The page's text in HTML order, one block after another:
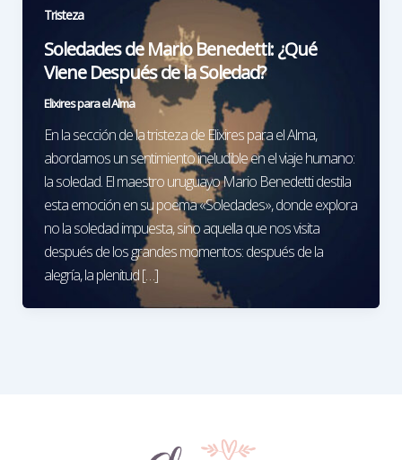
Tristeza
Soledades de Mario Benedetti: ¿Qué
Viene Después de la Soledad?
Elixires para el Alma
En la sección de la tristeza de Elixires para el Alma,
abordamos un sentimiento ineludible en el viaje humano:
la soledad. El maestro uruguayo Mario Benedetti destila
esta emoción en su poema «Soledades», donde explora
no la soledad impuesta, sino aquella que nos visita
después de los grandes momentos: después de la
alegría, la plenitud […]